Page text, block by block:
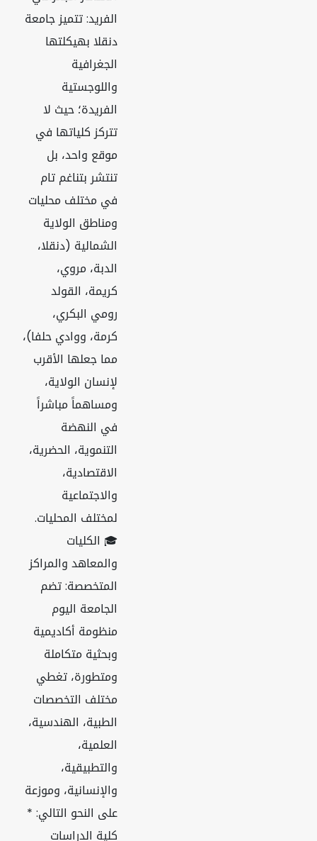
الفريد: تتميز جامعة
دنقلا بهيكلتها
الجغرافية
واللوجستية
الفريدة؛ حيث لا
تتركز كلياتها في
موقع واحد، بل
تنتشر بتناغم تام
في مختلف محليات
ومناطق الولاية
الشمالية (دنقلا،
الدبة، مروي،
كريمة، القولد
رومي البكري،
كرمة، ووادي حلفا)،
مما جعلها الأقرب
لإنسان الولاية،
ومساهماً مباشراً
في النهضة
التنموية، الحضرية،
الاقتصادية،
والاجتماعية
لمختلف المحليات.
🎓 الكليات
والمعاهد والمراكز
المتخصصة: تضم
الجامعة اليوم
منظومة أكاديمية
وبحثية متكاملة
ومتطورة، تغطي
مختلف التخصصات
الطبية، الهندسية،
العلمية،
والتطبيقية،
والإنسانية، وموزعة
على النحو التالي: *
كلية الدراسات